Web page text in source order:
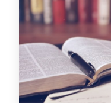
Articoli
Cruscotto